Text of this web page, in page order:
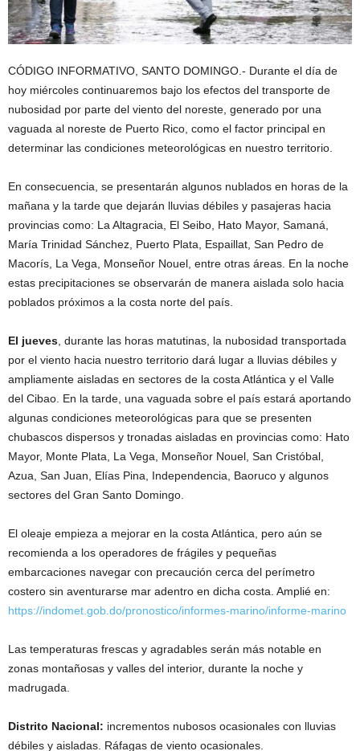
CÓDIGO INFORMATIVO, SANTO DOMINGO.- Durante el día de
hoy miércoles continuaremos bajo los efectos del transporte de
nubosidad por parte del viento del noreste, generado por una
vaguada al noreste de Puerto Rico, como el factor principal en
determinar las condiciones meteorológicas en nuestro territorio.
En consecuencia, se presentarán algunos nublados en horas de la
mañana y la tarde que dejarán lluvias débiles y pasajeras hacia
provincias como: La Altagracia, El Seibo, Hato Mayor, Samaná,
María Trinidad Sánchez, Puerto Plata, Espaillat, San Pedro de
Macorís, La Vega, Monseñor Nouel, entre otras áreas. En la noche
estas precipitaciones se observarán de manera aislada solo hacia
poblados próximos a la costa norte del país.
El jueves , durante las horas matutinas, la nubosidad transportada
por el viento hacia nuestro territorio dará lugar a lluvias débiles y
ampliamente aisladas en sectores de la costa Atlántica y el Valle
del Cibao. En la tarde, una vaguada sobre el país estará aportando
algunas condiciones meteorológicas para que se presenten
chubascos dispersos y tronadas aisladas en provincias como: Hato
Mayor, Monte Plata, La Vega, Monseñor Nouel, San Cristóbal,
Azua, San Juan, Elías Pina, Independencia, Baoruco y algunos
sectores del Gran Santo Domingo.
El oleaje empieza a mejorar en la costa Atlántica, pero aún se
recomienda a los operadores de frágiles y pequeñas
embarcaciones navegar con precaución cerca del perímetro
costero sin aventurarse mar adentro en dicha costa. Amplié en:
https://indomet.gob.do/pronostico/informes-marino/informe-marino
Las temperaturas frescas y agradables serán más notable en
zonas montañosas y valles del interior, durante la noche y
madrugada.
Distrito Nacional: incrementos nubosos ocasionales con lluvias
débiles y aisladas. Ráfagas de viento ocasionales.